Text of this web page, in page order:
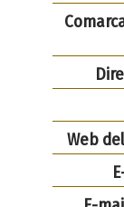
Web